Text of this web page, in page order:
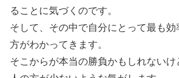
ることに気づくのです。
そして、その中で自分にとって最も
方がわかってきます。
そこからが本当の勝負かもしれない